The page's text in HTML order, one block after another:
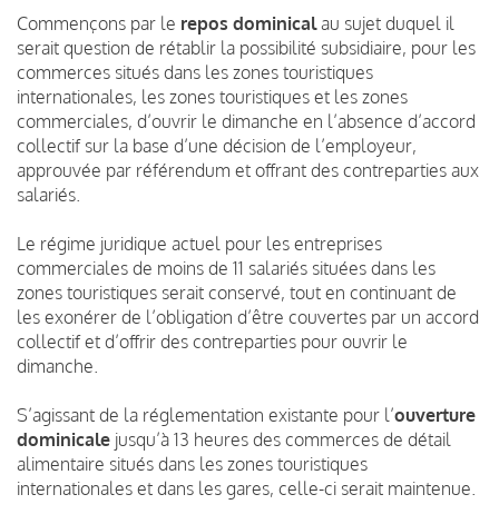
Commençons par le repos dominicalau sujet duquel il
serait question de rétablir la possibilité subsidiaire, pour les
commerces situés dans les zones touristiques
internationales, les zones touristiques et les zones
commerciales, d’ouvrir le dimanche en l’absence d’accord
collectif sur la base d’une décision de l’employeur,
approuvée par référendum et offrant des contreparties aux
salariés.
Le régime juridique actuel pour les entreprises
commerciales de moins de 11 salariés situées dans les
zones touristiques serait conservé, tout en continuant de
les exonérer de l’obligation d’être couvertes par un accord
collectif et d’offrir des contreparties pour ouvrir le
dimanche.
S’agissant de la réglementation existante pour l’ouverture
dominicale jusqu’à 13 heures des commerces de détail
alimentaire situés dans les zones touristiques
internationales et dans les gares, celle-ci serait maintenue.